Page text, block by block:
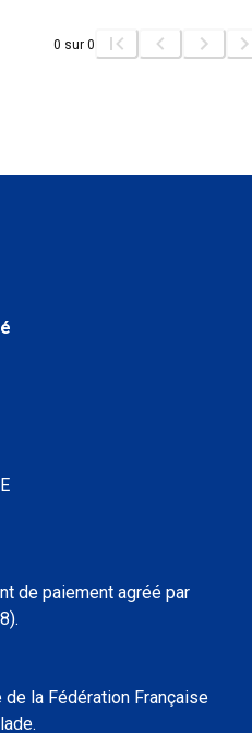
0 sur 0
de paiement agréé par
la Fédération Française